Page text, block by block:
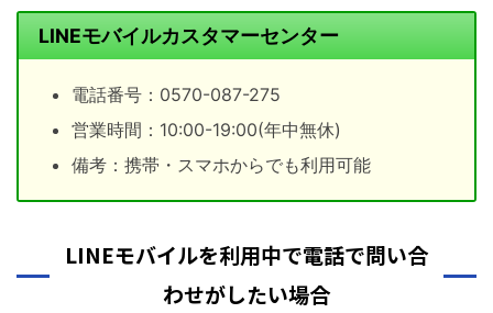
LINEモバイルカスタマーセンター
電話番号：0570-087-275
営業時間：10:00-19:00(年中無休)
備考：携帯・スマホからでも利用可能
LINEモバイルを利用中で電話で問い合
わせがしたい場合